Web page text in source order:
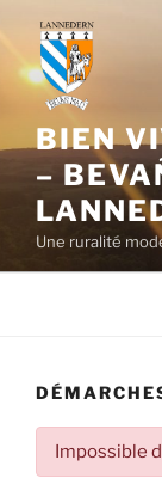
contenu
principal
BIEN
–
Une ruralité
Impossible